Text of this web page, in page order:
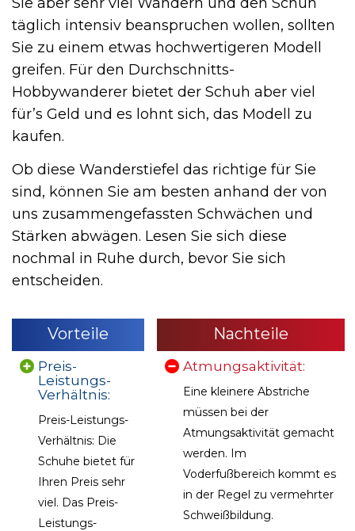
täglich intensiv beanspruchen wollen, sollten
Sie zu einem etwas hochwertigeren Modell
greifen. Für den Durchschnitts-
Hobbywanderer bietet der Schuh aber viel
für’s Geld und es lohnt sich, das Modell zu
kaufen.
Ob diese Wanderstiefel das richtige für Sie
sind, können Sie am besten anhand der von
uns zusammengefassten Schwächen und
Stärken abwägen. Lesen Sie sich diese
nochmal in Ruhe durch, bevor Sie sich
entscheiden.
Vorteile
Preis-
Leistungs-
Verhältnis:
Preis-Leistungs-
Verhältnis: Die
Schuhe bietet für
Ihren Preis sehr
viel. Das Preis-
Leistungs-
Nachteile
Atmungsaktivität:
Eine kleinere Abstriche
müssen bei der
Atmungsaktivität gemacht
werden. Im
Voderfußbereich kommt es
in der Regel zu vermehrter
Schweißbildung.